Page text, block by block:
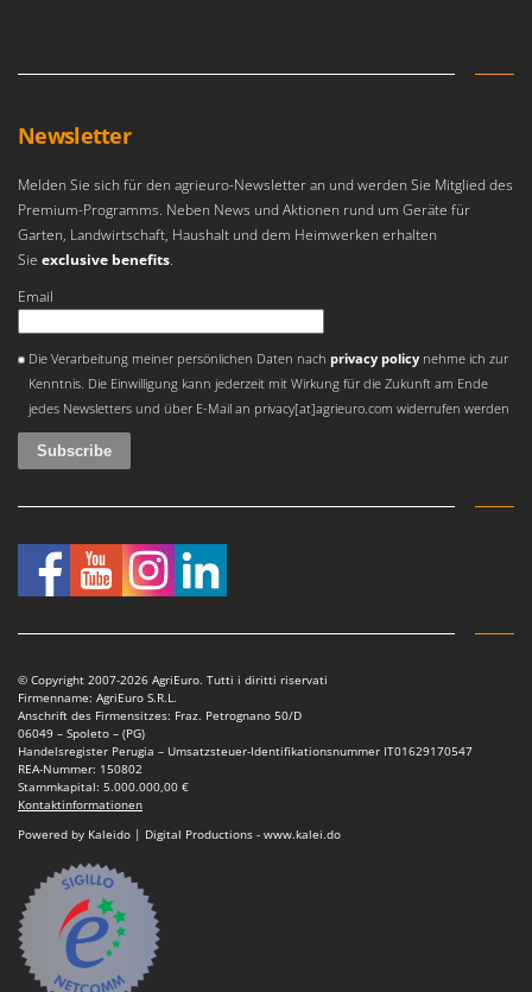
P
Palumbo Pavi
Partisani
Paterlini
Pramac
Prismafood
R
R.G.V.
Rato
Reber
Redback
Resto Italia
Ritter
River Systems
Robomow
Rossofuoco
Rover Pompe
Royal Food
Ryobi
S
S.T.P.
Newsletter
Melden Sie sich für den agrieuro-Newsletter an und werden Sie Mitglied des
Premium-Programms. Neben News und Aktionen rund um Geräte für
Garten, Landwirtschaft, Haushalt und dem Heimwerken erhalten
Sie exclusive benefits.
Email
Die Verarbeitung meiner persönlichen Daten nachprivacy policy nehme ich zur
Kenntnis. Die Einwilligung kann jederzeit mit Wirkung für die Zukunft am Ende
jedes Newsletters und über E-Mail an privacy[at]agrieuro.com widerrufen werden
© Copyright 2007-2026 AgriEuro. Tutti i diritti riservati
Firmenname: AgriEuro S.R.L.
Anschrift des Firmensitzes: Fraz. Petrognano 50/D
06049 – Spoleto – (PG)
Handelsregister Perugia – Umsatzsteuer-Identifikationsnummer IT01629170547
REA-Nummer: 150802
Stammkapital: 5.000.000,00 €
Kontaktinformationen
Powered by Kaleido | Digital Productions - www.kalei.do